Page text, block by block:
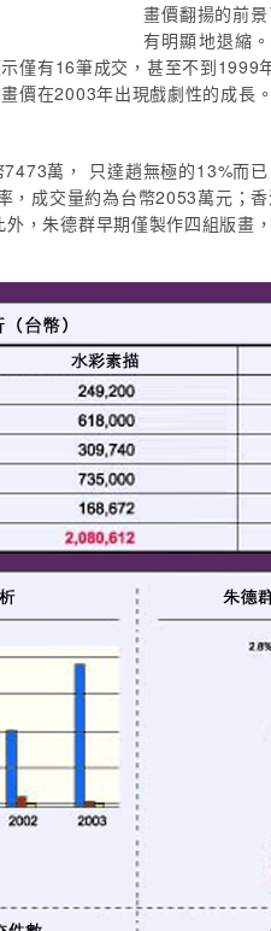
畫價翻揚的前
有明顯地退縮
僅有16筆成交，甚至不到
價在2003年出現戲劇性的成長。
萬， 只達趙無極的13%而
成交量約為台幣2053萬元；
，朱德群早期僅製作四組版畫